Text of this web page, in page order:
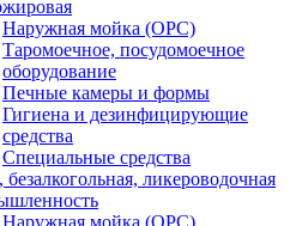
Наружная мойка (ОРС)
Таромоечное, посудомоечное
оборудование
Печные камеры и формы
Гигиена и дезинфицирующие
средства
Специальные средства
ликероводочная
Наружная мойка (ОРС)